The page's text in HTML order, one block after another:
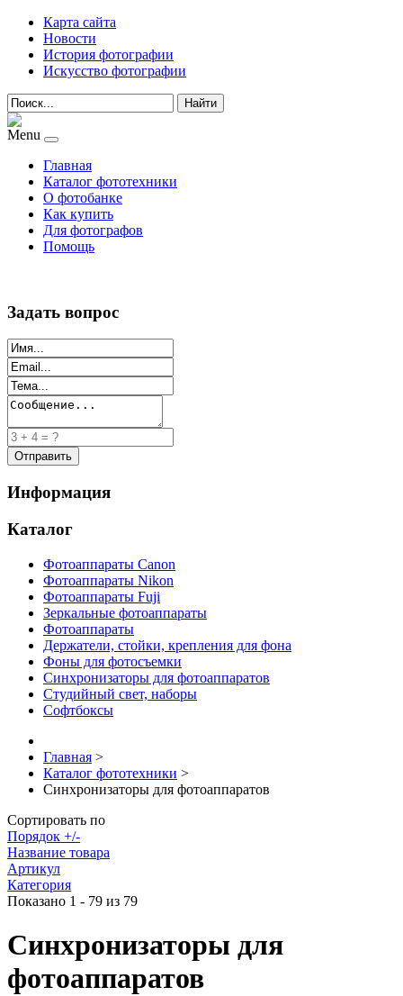
Карта сайта
Новости
История фотографии
Искусство фотографии
Найти
Menu
Главная
Каталог фототехники
О фотобанке
Как купить
Для фотографов
Помощь
Задать вопрос
Информация
Каталог
Фотоаппараты Canon
Фотоаппараты Nikon
Фотоаппараты Fuji
Зеркальные фотоаппараты
Фотоаппараты
Держатели, стойки, крепления для фона
Фоны для фотосъемки
Синхронизаторы для фотоаппаратов
Студийный свет, наборы
Софтбоксы
Главная >
Каталог фототехники >
Синхронизаторы для фотоаппаратов
Сортировать по
Порядок +/-
Название товара
Артикул
Категория
Показано 1 - 79 из 79
Синхронизаторы для
фотоаппаратов